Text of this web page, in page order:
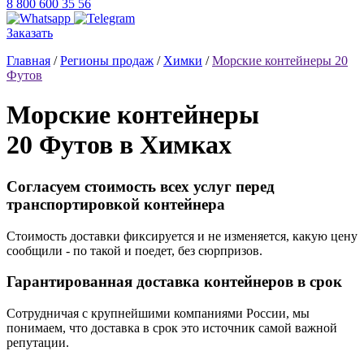
8 800 600 35 56
Заказать
Главная /Регионы продаж / Химки /Морские контейнеры 20
Футов
Морские контейнеры
20 Футов в Химках
Согласуем стоимость всех услуг перед
транспортировкой контейнера
Стоимость доставки фиксируется и не изменяется, какую цену
сообщили - по такой и поедет, без сюрпризов.
Гарантированная доставка контейнеров в срок
Сотрудничая с крупнейшими компаниями России, мы
понимаем, что доставка в срок это источник самой важной
репутации.